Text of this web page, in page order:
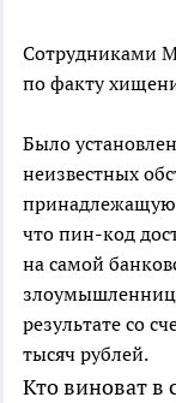
Сотрудниками
по факту
Было
неизвестных
принадлежащую
что пин-код
на самой
результате со
тысяч рублей.
Кто виноват